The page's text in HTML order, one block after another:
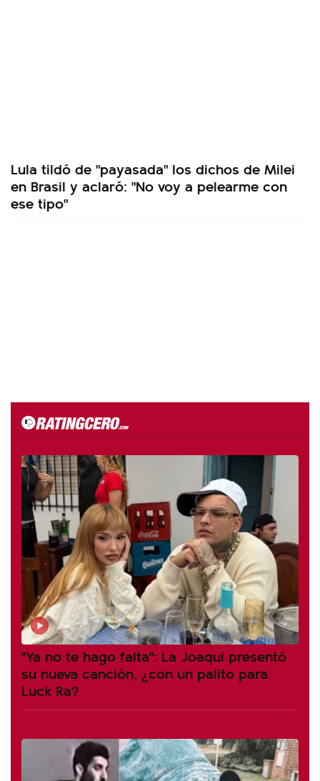
Lula tildó de "payasada" los dichos de Milei
en Brasil y aclaró: "No voy a pelearme con
ese tipo"
"Ya no te hago falta": La Joaqui presentó
su nueva canción, ¿con un palito para
Luck Ra?